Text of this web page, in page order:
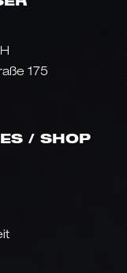
175
/ SHOP